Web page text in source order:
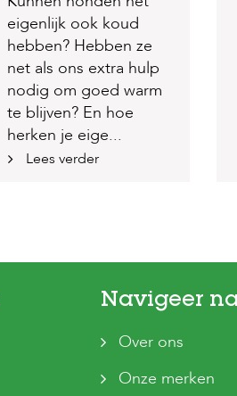
eigenlijk ook koud
hebben? Hebben ze
net als ons extra hulp
nodig om goed warm
te blijven? En hoe
herken je eige...
Lees verder
Navigeer
Over ons
Onze merken